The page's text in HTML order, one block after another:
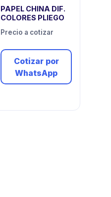
PAPEL CHINA DIF.
COLORES PLIEGO
Precio a cotizar
Cotizar por
WhatsApp